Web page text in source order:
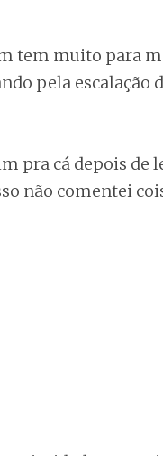
tem muito para
pela escalação
pra cá depois de
não comentei